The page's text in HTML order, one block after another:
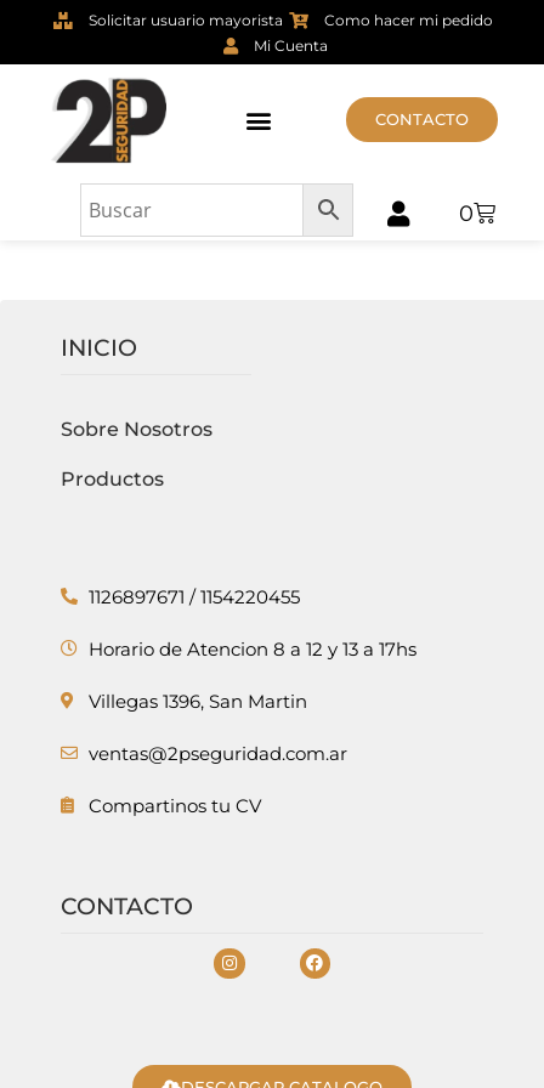
Solicitar usuario mayorista
Como hacer mi pedido
Mi Cuenta
CONTACTO
0
INICIO
Sobre Nosotros
Productos
1126897671 / 1154220455
Horario de Atencion 8 a 12 y 13 a 17hs
Villegas 1396, San Martin
ventas@2pseguridad.com.ar
Compartinos tu CV
CONTACTO